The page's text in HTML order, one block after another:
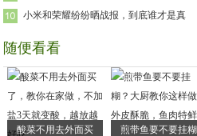
小米和荣耀纷纷晒战报，到底谁才是真
随便看看
酸菜不用去外面买 煎带鱼要不要挂糊